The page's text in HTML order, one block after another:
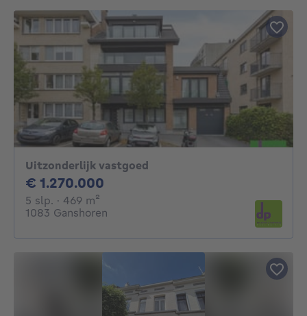
Uitzonderlijk vastgoed
€ 1.270.000
5 slp. 5 slaapkamers
· 469 m²
1083 Ganshoren